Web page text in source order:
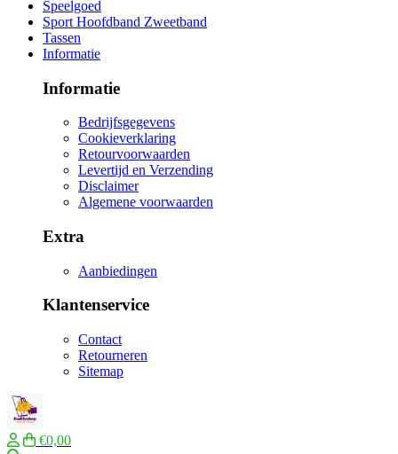
Speelgoed
Sport Hoofdband Zweetband
Tassen
Informatie
Informatie
Bedrijfsgegevens
Cookieverklaring
Retourvoorwaarden
Levertijd en Verzending
Disclaimer
Algemene voorwaarden
Extra
Aanbiedingen
Klantenservice
Contact
Retourneren
Sitemap
€0,00